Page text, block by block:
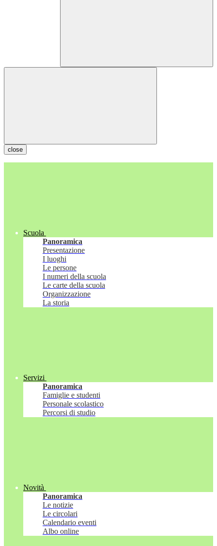
close
Scuola
Panoramica
Presentazione
I luoghi
Le persone
I numeri della scuola
Le carte della scuola
Organizzazione
La storia
Servizi
Panoramica
Famiglie e studenti
Personale scolastico
Percorsi di studio
Novità
Panoramica
Le notizie
Le circolari
Calendario eventi
Albo online